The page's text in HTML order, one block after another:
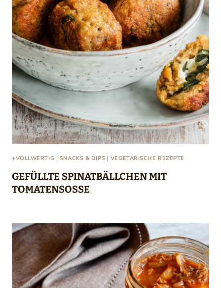
+VOLLWERTIG | SNACKS & DIPS | VEGETARISCHE REZEPTE
GEFÜLLTE SPINATBÄLLCHEN MIT
TOMATENSOSSE